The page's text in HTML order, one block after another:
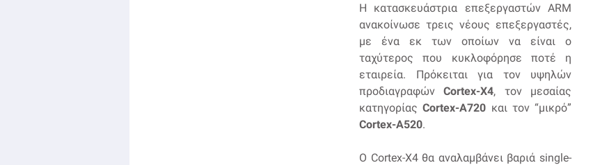
Η κατασκευάστρια επεξεργαστών ARM
ανακοίνωσε τρεις νέους επεξεργαστές,
με ένα εκ των οποίων να είναι ο
ταχύτερος που κυκλοφόρησε ποτέ η
εταιρεία. Πρόκειται για τον υψηλών
προδιαγραφώνCortex-X4, τον μεσαίας
κατηγορίαςCortex-A720 και τον “μικρό”
Cortex-A520.
Ο Cortex-X4 θα αναλαμβάνει βαριά single-